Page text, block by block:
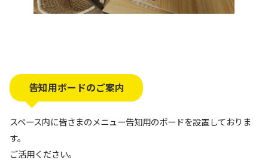
告知用ボードのご案内
スペース内に皆さまのメニュー告知用のボードを設置しておりま
す。
ご活用ください。